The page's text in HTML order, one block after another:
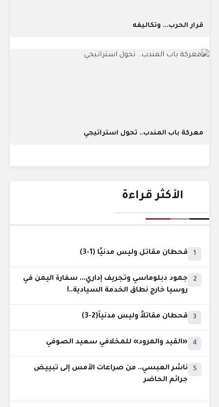
قرار الحرب... وتكاليفه
معركة باب المندب.. تحول استراتيجي
الأكثر قراءة
1 قحطان مقاتل وليس مدنيًا (1-3)
2
جمود دبلوماسي وتجريف إداري... سفارة اليمن في
روسيا خارج نطاق الخدمة السيادية..!
3 قحطان مقاتلاً وليس مدنياً(2-3)
4 «القيد والمرود» للمخلافي سعيد الصوفي
5
ناشر العبسي.. من صراعات الأمس إلى تبييض
جرائم الحاضر